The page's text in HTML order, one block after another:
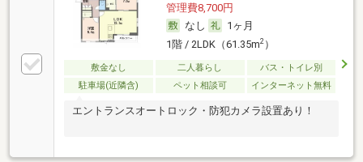
管理費8,700円
なし
1ヶ月
1階 / 2LDK（61.35m2）
敷金なし 二人暮らし
バス・トイレ別
駐車場(近隣含)
ペット相談可 インターネット無料
エントランスオートロック・防犯カメラ設置あり！